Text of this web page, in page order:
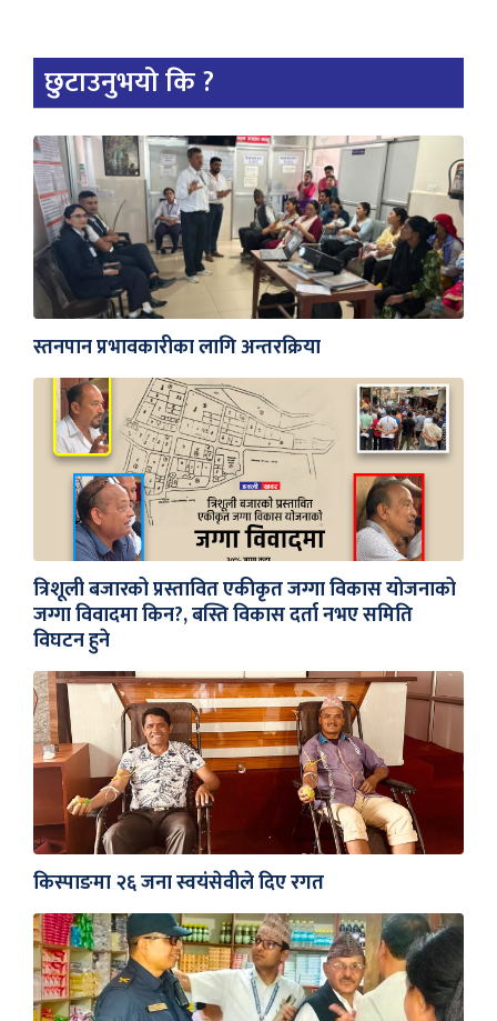
छुटाउनुभयो कि ?
स्तनपान प्रभावकारीका लागि अन्तरक्रिया
त्रिशूली बजारको प्रस्तावित एकीकृत जग्गा विकास योजनाको
जग्गा विवादमा किन?, बस्ति विकास दर्ता नभए समिति
विघटन हुने
किस्पाङमा २६ जना स्वयंसेवीले दिए रगत